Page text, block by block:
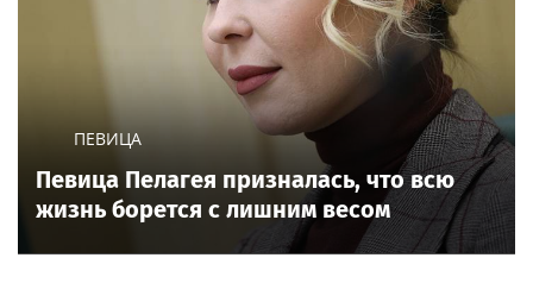
ПЕВИЦА
Певица Пелагея призналась, что всю
жизнь борется с лишним весом